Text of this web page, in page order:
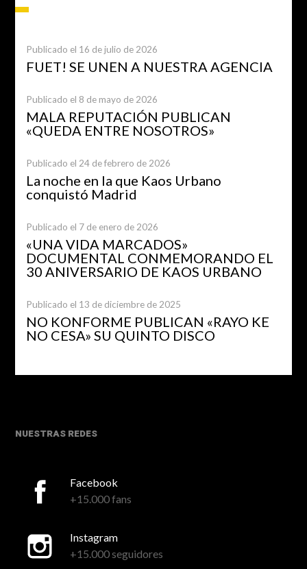
Publicado el 16 de julio de 2026
FUET! SE UNEN A NUESTRA AGENCIA
Publicado el 8 de mayo de 2026
MALA REPUTACIÓN PUBLICAN
«QUEDA ENTRE NOSOTROS»
Publicado el 24 de febrero de 2026
La noche en la que Kaos Urbano
conquistó Madrid
Publicado el 7 de enero de 2026
«UNA VIDA MARCADOS»
DOCUMENTAL CONMEMORANDO EL
30 ANIVERSARIO DE KAOS URBANO
Publicado el 13 de diciembre de 2025
NO KONFORME PUBLICAN «RAYO KE
NO CESA» SU QUINTO DISCO
NUESTRAS REDES
Facebook
+15.000 fans
Instagram
+15.000 seguidores